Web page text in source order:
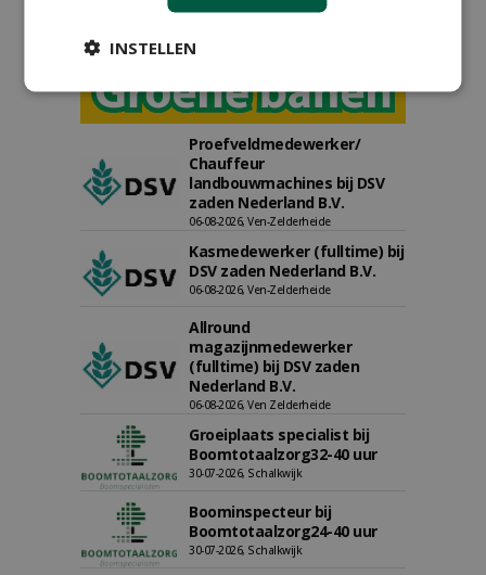
Proefveldmedewerker/
Chauffeur
landbouwmachines bij DSV
zaden Nederland B.V.
06-08-2026, Ven-Zelderheide
Kasmedewerker (fulltime) bij
DSV zaden Nederland B.V.
06-08-2026, Ven-Zelderheide
Allround
magazijnmedewerker
(fulltime) bij DSV zaden
Nederland B.V.
06-08-2026, Ven Zelderheide
Groeiplaats specialist bij
Boomtotaalzorg32-40 uur
30-07-2026, Schalkwijk
Boominspecteur bij
Boomtotaalzorg24-40 uur
30-07-2026, Schalkwijk
INSTELLEN